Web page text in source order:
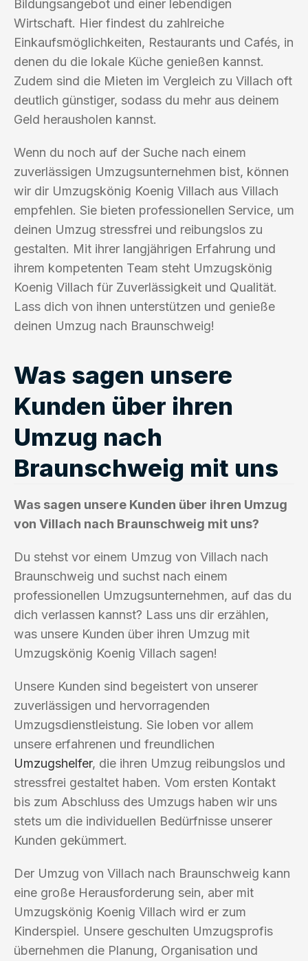
Bildungsangebot und einer lebendigen
Wirtschaft. Hier findest du zahlreiche
Einkaufsmöglichkeiten, Restaurants und Cafés, in
denen du die lokale Küche genießen kannst.
Zudem sind die Mieten im Vergleich zu Villach oft
deutlich günstiger, sodass du mehr aus deinem
Geld herausholen kannst.
Wenn du noch auf der Suche nach einem
zuverlässigen Umzugsunternehmen bist, können
wir dir Umzugskönig Koenig Villach aus Villach
empfehlen. Sie bieten professionellen Service, um
deinen Umzug stressfrei und reibungslos zu
gestalten. Mit ihrer langjährigen Erfahrung und
ihrem kompetenten Team steht Umzugskönig
Koenig Villach für Zuverlässigkeit und Qualität.
Lass dich von ihnen unterstützen und genieße
deinen Umzug nach Braunschweig!
Was sagen unsere
Kunden über ihren
Umzug nach
Braunschweig mit uns
Was sagen unsere Kunden über ihren Umzug
von Villach nach Braunschweig mit uns?
Du stehst vor einem Umzug von Villach nach
Braunschweig und suchst nach einem
professionellen Umzugsunternehmen, auf das du
dich verlassen kannst? Lass uns dir erzählen,
was unsere Kunden über ihren Umzug mit
Umzugskönig Koenig Villach sagen!
Unsere Kunden sind begeistert von unserer
zuverlässigen und hervorragenden
Umzugsdienstleistung. Sie loben vor allem
unsere erfahrenen und freundlichen
Umzugshelfer, die ihren Umzug reibungslos und
stressfrei gestaltet haben. Vom ersten Kontakt
bis zum Abschluss des Umzugs haben wir uns
stets um die individuellen Bedürfnisse unserer
Kunden gekümmert.
Der Umzug von Villach nach Braunschweig kann
eine große Herausforderung sein, aber mit
Umzugskönig Koenig Villach wird er zum
Kinderspiel. Unsere geschulten Umzugsprofis
übernehmen die Planung, Organisation und